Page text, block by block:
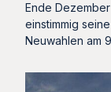
Ende
einstimmig
Neuwahlen am